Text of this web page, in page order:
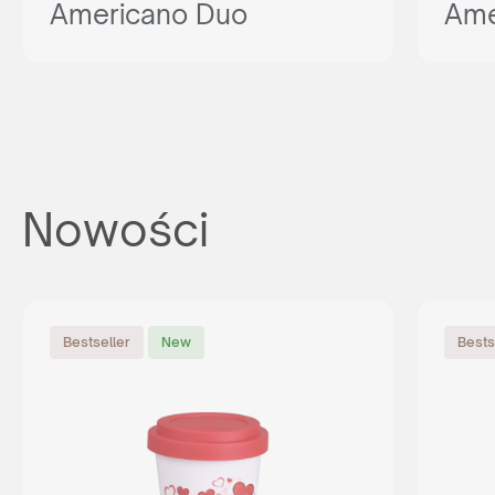
Americano Duo
Nowości
Bestseller New